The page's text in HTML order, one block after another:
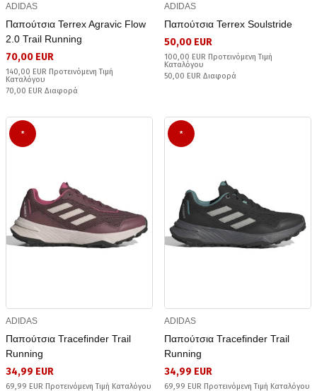
ADIDAS
Παπούτσια Terrex Agravic Flow
2.0 Trail Running
70,00 EUR
140,00 EUR Προτεινόμενη Τιμή
Καταλόγου
70,00 EUR Διαφορά
ADIDAS
Παπούτσια Terrex Soulstride
50,00 EUR
100,00 EUR Προτεινόμενη Τιμή
Καταλόγου
50,00 EUR Διαφορά
*
ADIDAS
Παπούτσια Tracefinder Trail
Running
34,99 EUR
69,99 EUR Προτεινόμενη Τιμή Καταλόγου
*
ADIDAS
Παπούτσια Tracefinder Trail
Running
34,99 EUR
69,99 EUR Προτεινόμενη Τιμή Καταλόγου